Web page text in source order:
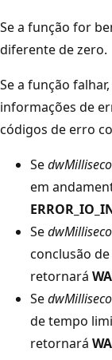
Se a função for
diferente de zero.
Se a função
informações de
códigos de erro
Se
em
Se
conclusão de
retornará
Se
de tempo
retornará